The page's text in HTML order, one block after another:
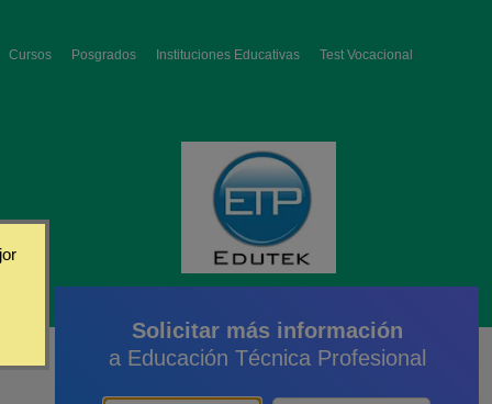
Cursos Posgrados Instituciones Educativas Test Vocacional
Solicitar más información
a Educación Técnica Profesional